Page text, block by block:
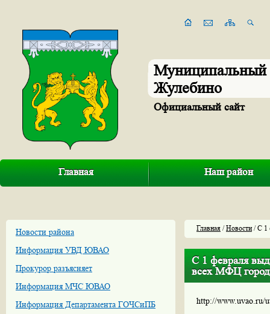
Муниципальный
Жулебино
Официальный сайт
Главная Наш район
Новости района
Информация УВД ЮВАО
Прокурор разъясняет
Информация МЧС ЮВАО
Информация Департамента ГОЧСиПБ
Главная /Новости/ С 1
С 1 февраля
всех МФЦ
http://www.uvao.ru/